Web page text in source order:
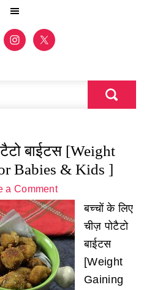
बाईटस [Weight
Babies & Kids ]
a Comment
बच्चों के लिए
चीज़ पोटैटो
बाईटस
[Weight
Gaining